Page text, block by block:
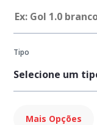
Tipo
Mais Opções